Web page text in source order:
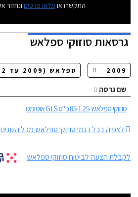
התקשרו או מלאו פרטים ונחזור
גרסאותסוזוקי ספלאש
שם גרסה
סוזוקי ספלאש 1.25 85 כ"ס GLS אוטומט
לצפיה בכל דגמי סוזוקי ספלאש מכל השנים
לקבלת הצעה לביטוח סוזוקי ספלאש